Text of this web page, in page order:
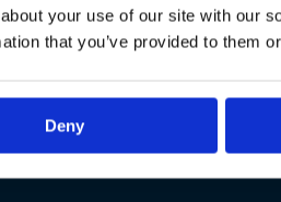
your use of our site with our
that you’ve provided to them
Deny